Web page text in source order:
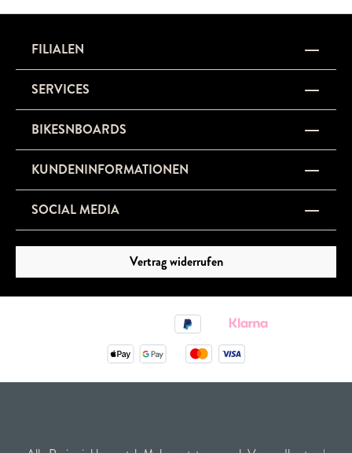
FILIALEN
SERVICES
BIKESNBOARDS
KUNDENINFORMATIONEN
SOCIAL MEDIA
Vertrag widerrufen